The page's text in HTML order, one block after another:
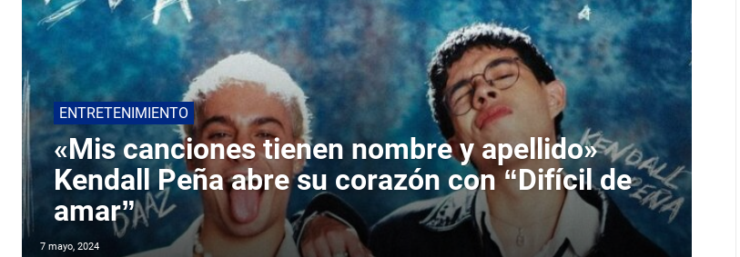
ENTRETENIMIENTO
«Mis canciones tienen nombre y apellido»
Kendall Peña abre su corazón con “Difícil de
amar”
7 mayo, 2024